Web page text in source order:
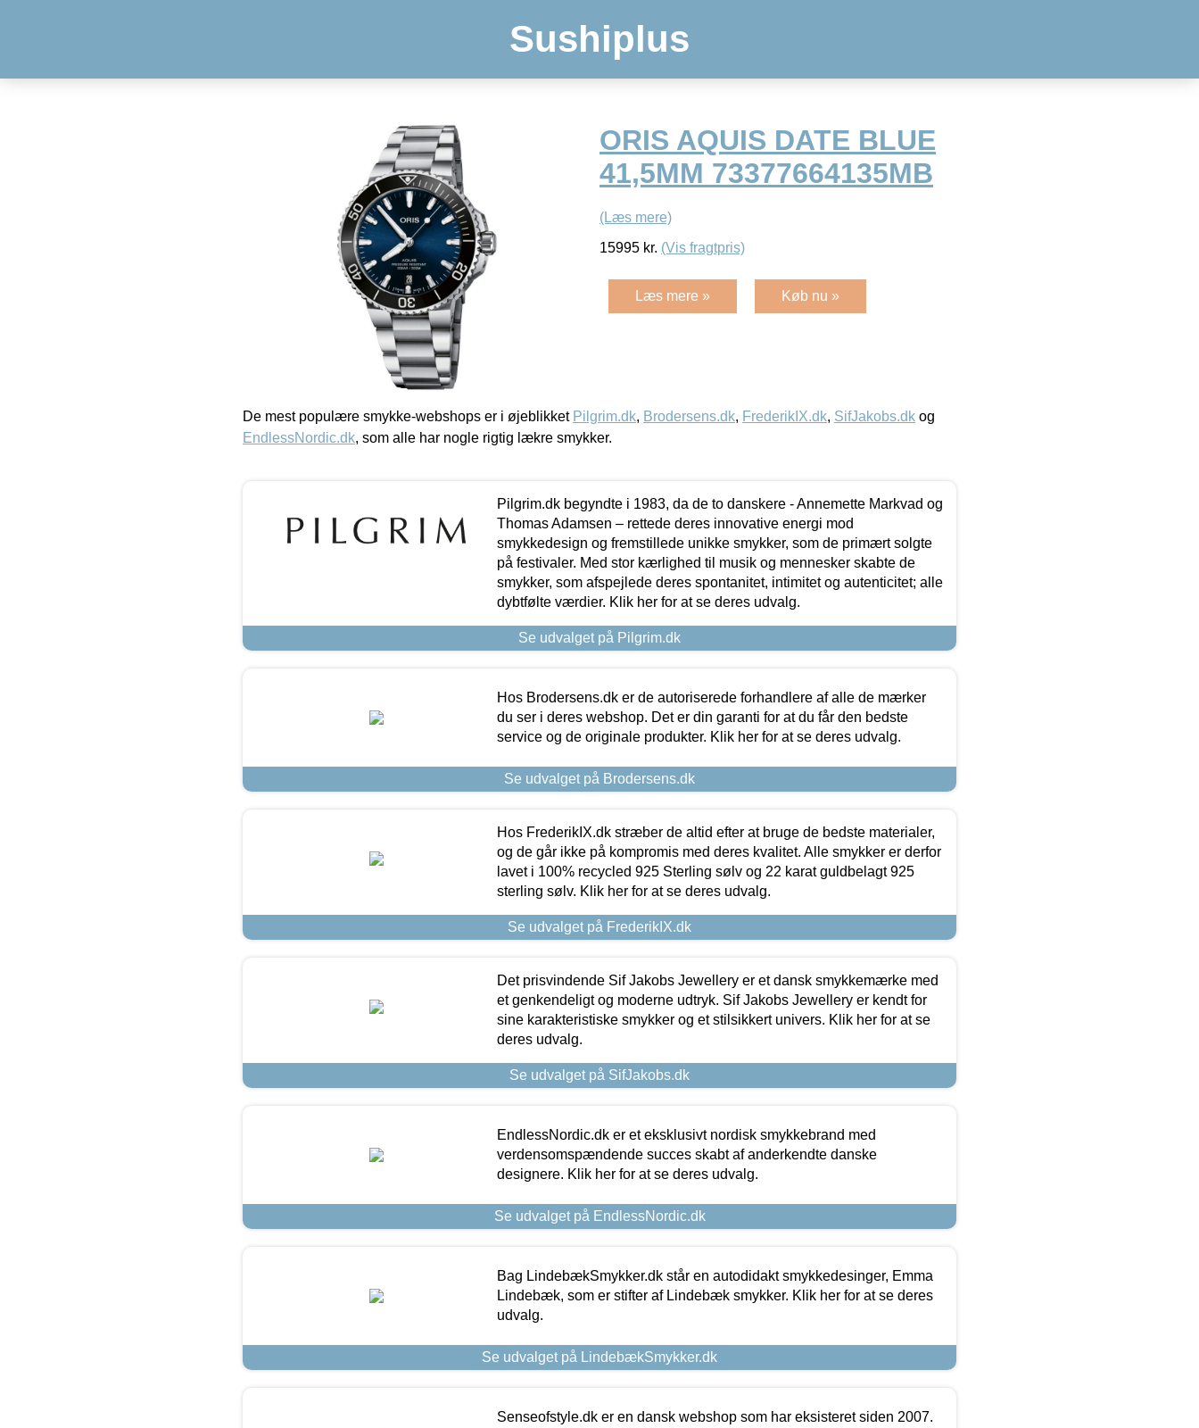
Sushiplus
ORIS AQUIS DATE BLUE
41,5MM 73377664135MB
(Læs mere)
15995 kr. (Vis fragtpris)
Læs mere » Køb nu »
De mest populære smykke-webshops er i øjeblikket Pilgrim.dk, Brodersens.dk, FrederikIX.dk, SifJakobs.dk og
EndlessNordic.dk, som alle har nogle rigtig lækre smykker.
Pilgrim.dk begyndte i 1983, da de to danskere - Annemette Markvad og
Thomas Adamsen – rettede deres innovative energi mod
smykkedesign og fremstillede unikke smykker, som de primært solgte
på festivaler. Med stor kærlighed til musik og mennesker skabte de
smykker, som afspejlede deres spontanitet, intimitet og autenticitet; alle
dybtfølte værdier. Klik her for at se deres udvalg.
Se udvalget på Pilgrim.dk
Hos Brodersens.dk er de autoriserede forhandlere af alle de mærker
du ser i deres webshop. Det er din garanti for at du får den bedste
service og de originale produkter. Klik her for at se deres udvalg.
Se udvalget på Brodersens.dk
Hos FrederikIX.dk stræber de altid efter at bruge de bedste materialer,
og de går ikke på kompromis med deres kvalitet. Alle smykker er derfor
lavet i 100% recycled 925 Sterling sølv og 22 karat guldbelagt 925
sterling sølv. Klik her for at se deres udvalg.
Se udvalget på FrederikIX.dk
Det prisvindende Sif Jakobs Jewellery er et dansk smykkemærke med
et genkendeligt og moderne udtryk. Sif Jakobs Jewellery er kendt for
sine karakteristiske smykker og et stilsikkert univers. Klik her for at se
deres udvalg.
Se udvalget på SifJakobs.dk
EndlessNordic.dk er et eksklusivt nordisk smykkebrand med
verdensomspændende succes skabt af anderkendte danske
designere. Klik her for at se deres udvalg.
Se udvalget på EndlessNordic.dk
Bag LindebækSmykker.dk står en autodidakt smykkedesinger, Emma
Lindebæk, som er stifter af Lindebæk smykker. Klik her for at se deres
udvalg.
Se udvalget på LindebækSmykker.dk
Senseofstyle.dk er en dansk webshop som har eksisteret siden 2007.